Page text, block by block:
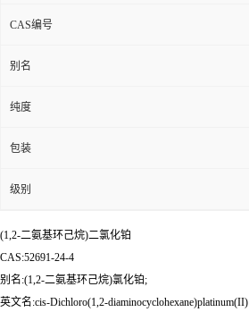
CAS编号
别名
纯度
包装
级别
(1,2-二氨基环己烷)二氯化铂
CAS:52691-24-4
别名:(1,2-二氨基环己烷)氯化铂;
英文名:cis-Dichloro(1,2-diaminocyclohexane)platinum(II)